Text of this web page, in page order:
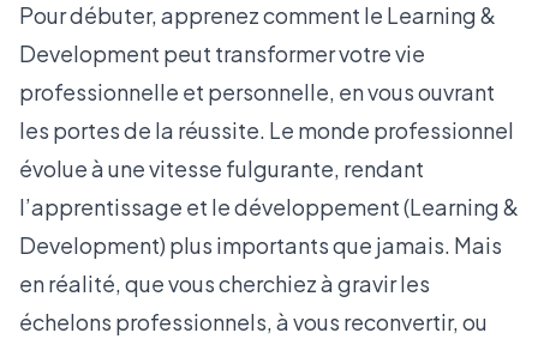
Pour débuter, apprenez comment le Learning &
Development peut transformer votre vie
professionnelle et personnelle, en vous ouvrant
les portes de la réussite. Le monde professionnel
évolue à une vitesse fulgurante, rendant
l’apprentissage et le développement (Learning &
Development) plus importants que jamais. Mais
en réalité, que vous cherchiez à gravir les
échelons professionnels, à vous reconvertir, ou